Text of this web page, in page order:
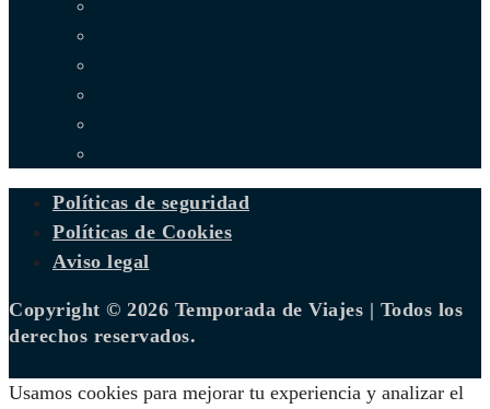
Políticas de seguridad
Políticas de Cookies
Aviso legal
Copyright © 2026 Temporada de Viajes | Todos los
derechos reservados.
Usamos cookies para mejorar tu experiencia y analizar el